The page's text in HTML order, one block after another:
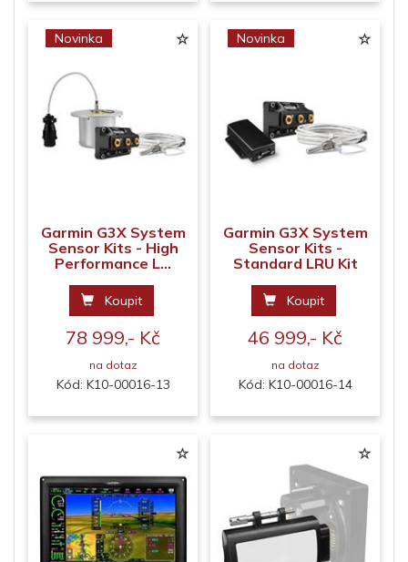
Novinka
Garmin G3X System
Sensor Kits - High
Performance L...
Koupit
78 999,- Kč
na dotaz
Kód: K10-00016-13
Novinka
Garmin G3X System
Sensor Kits -
Standard LRU Kit
Koupit
46 999,- Kč
na dotaz
Kód: K10-00016-14